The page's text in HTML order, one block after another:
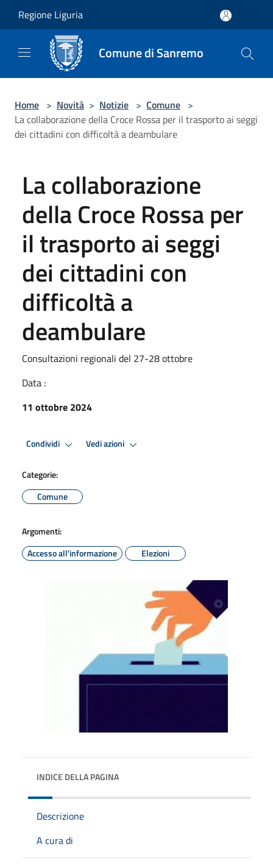
Regione Liguria
Comune di Sanremo
Home > Novità > Notizie > Comune >
La collaborazione della Croce Rossa per il trasporto ai seggi
dei cittadini con difficoltà a deambulare
La collaborazione
della Croce Rossa per
il trasporto ai seggi
dei cittadini con
difficoltà a
deambulare
Consultazioni regionali del 27-28 ottobre
Data :
11 ottobre 2024
Condividi Vedi azioni
Categorie:
Comune
Argomenti:
Accesso all'informazione
Elezioni
INDICE DELLA PAGINA
Descrizione
A cura di